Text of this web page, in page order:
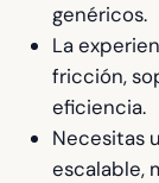
genéricos.
La
fricción,
eficiencia.
Necesitas
escalable,